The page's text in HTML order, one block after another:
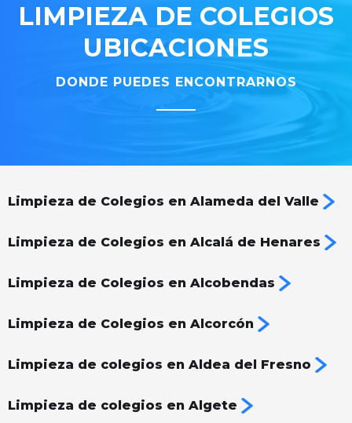
LIMPIEZA DE COLEGIOS
UBICACIONES
DONDE PUEDES ENCONTRARNOS
Limpieza de Colegios en Alameda del Valle
Limpieza de Colegios en Alcalá de Henares
Limpieza de Colegios en Alcobendas
Limpieza de Colegios en Alcorcón
Limpieza de colegios en Aldea del Fresno
Limpieza de colegios en Algete